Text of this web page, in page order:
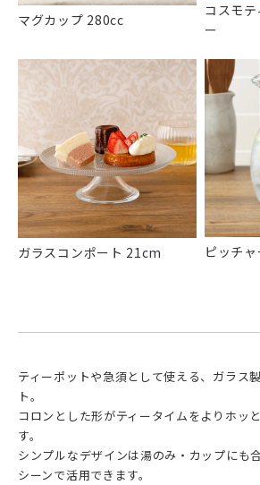
マグカップ 280cc
コスモ
ー
ガラスコンポート 21cm ピッチ
ティーポットや急須として使える、ガラス
ト。
コロンとした形がティータイムをよりホッ
す。
シンプルなデザインは湯のみ・カップにも
シーンで活用できます。